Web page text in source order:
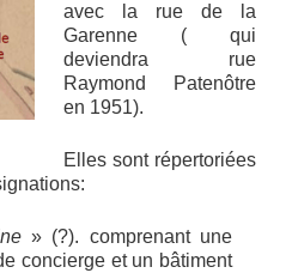
avec la rue de la
Garenne ( qui
deviendra rue
Raymond Patenôtre
en 1951).
Elles sont répertoriées
» (?). comprenant une
concierge et un bâtiment